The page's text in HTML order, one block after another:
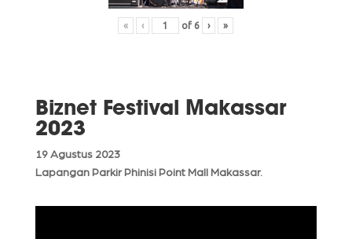
« ‹ of 6 › »
Biznet Festival Makassar
2023
19 Agustus 2023
Lapangan Parkir Phinisi Point Mall Makassar.